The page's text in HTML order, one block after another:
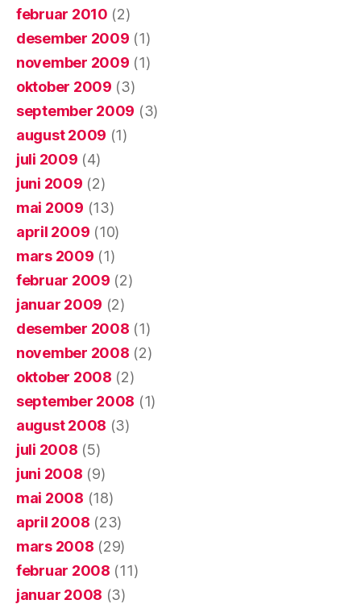
februar 2010 (2)
desember 2009 (1)
november 2009 (1)
oktober 2009 (3)
september 2009 (3)
august 2009 (1)
juli 2009 (4)
juni 2009 (2)
mai 2009 (13)
april 2009 (10)
mars 2009 (1)
februar 2009 (2)
januar 2009 (2)
desember 2008 (1)
november 2008 (2)
oktober 2008 (2)
september 2008 (1)
august 2008 (3)
juli 2008 (5)
juni 2008 (9)
mai 2008 (18)
april 2008 (23)
mars 2008 (29)
februar 2008 (11)
januar 2008 (3)